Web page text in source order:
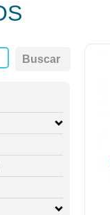
Buscar